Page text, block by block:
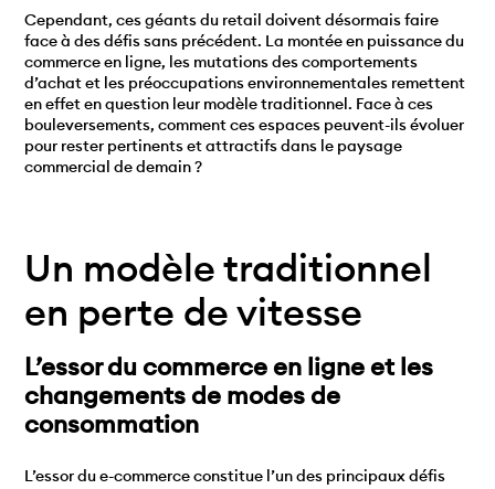
Cependant, ces géants du retail doivent désormais faire
face à des défis sans précédent. La montée en puissance du
commerce en ligne, les mutations des comportements
d’achat et les préoccupations environnementales remettent
en effet en question leur modèle traditionnel. Face à ces
bouleversements, comment ces espaces peuvent-ils évoluer
pour rester pertinents et attractifs dans le paysage
commercial de demain ?
Un modèle traditionnel
en perte de vitesse
L’essor du commerce en ligne et les
changements de modes de
consommation
L’essor du e-commerce constitue l’un des principaux défis